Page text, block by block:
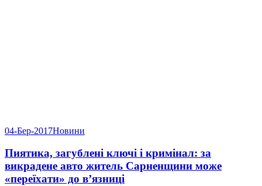
04-Бер-2017Новини
Пиятика, загублені ключі і кримінал: за
викрадене авто житель Сарненщини може
«переїхати» до в’язниці